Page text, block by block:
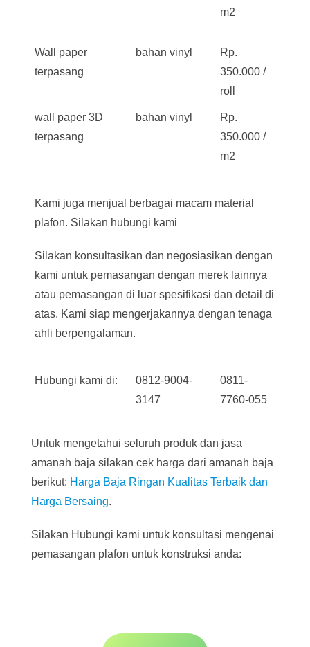
m2
Wall paper
terpasang
bahan vinyl
Rp.
350.000 /
roll
wall paper 3D
terpasang
bahan vinyl
Rp.
350.000 /
m2
Kami juga menjual berbagai macam material
plafon. Silakan hubungi kami
Silakan konsultasikan dan negosiasikan dengan
kami untuk pemasangan dengan merek lainnya
atau pemasangan di luar spesifikasi dan detail di
atas. Kami siap mengerjakannya dengan tenaga
ahli berpengalaman.
Hubungi kami di:
0812-9004-
3147
0811-
7760-055
Untuk mengetahui seluruh produk dan jasa
amanah baja silakan cek harga dari amanah baja
berikut: Harga Baja Ringan Kualitas Terbaik dan
Harga Bersaing.
Silakan Hubungi kami untuk konsultasi mengenai
pemasangan plafon untuk konstruksi anda: